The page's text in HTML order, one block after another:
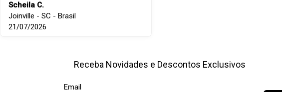
Scheila C.
Joinville - SC - Brasil
21/07/2026
Receba Novidades e Descontos Exclusivos
Email